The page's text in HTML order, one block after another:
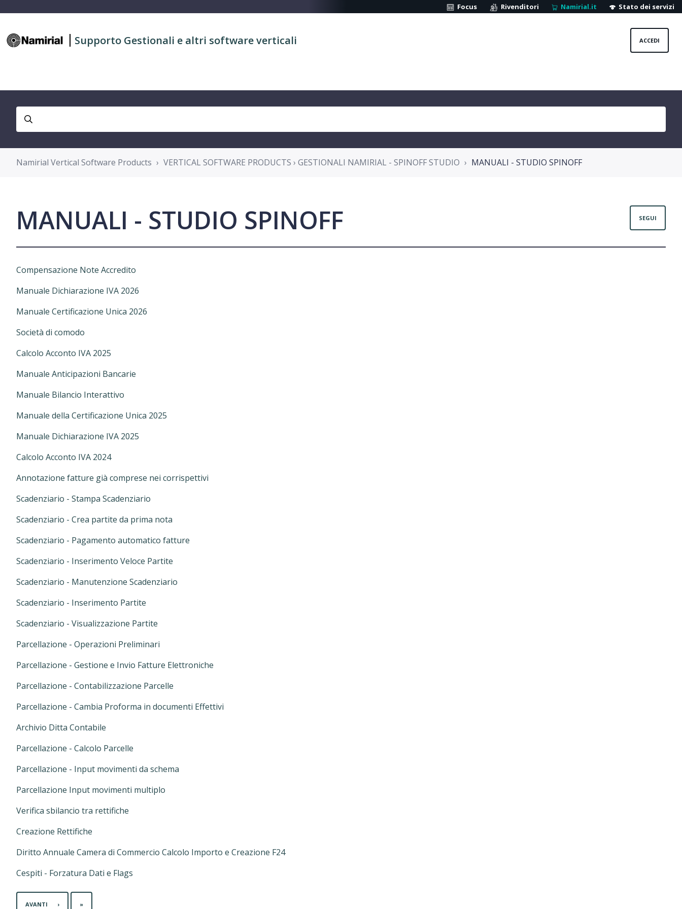
Focus Rivenditori Namirial.it Stato dei servizi
Supporto Gestionali e altri software verticali ACCEDI
Namirial Vertical Software Products VERTICAL SOFTWARE PRODUCTS › GESTIONALI NAMIRIAL - SPINOFF STUDIO MANUALI - STUDIO SPINOFF
MANUALI - STUDIO SPINOFF SEGUI
Compensazione Note Accredito
Manuale Dichiarazione IVA 2026
Manuale Certificazione Unica 2026
Società di comodo
Calcolo Acconto IVA 2025
Manuale Anticipazioni Bancarie
Manuale Bilancio Interattivo
Manuale della Certificazione Unica 2025
Manuale Dichiarazione IVA 2025
Calcolo Acconto IVA 2024
Annotazione fatture già comprese nei corrispettivi
Scadenziario - Stampa Scadenziario
Scadenziario - Crea partite da prima nota
Scadenziario - Pagamento automatico fatture
Scadenziario - Inserimento Veloce Partite
Scadenziario - Manutenzione Scadenziario
Scadenziario - Inserimento Partite
Scadenziario - Visualizzazione Partite
Parcellazione - Operazioni Preliminari
Parcellazione - Gestione e Invio Fatture Elettroniche
Parcellazione - Contabilizzazione Parcelle
Parcellazione - Cambia Proforma in documenti Effettivi
Archivio Ditta Contabile
Parcellazione - Calcolo Parcelle
Parcellazione - Input movimenti da schema
Parcellazione Input movimenti multiplo
Verifica sbilancio tra rettifiche
Creazione Rettifiche
Diritto Annuale Camera di Commercio Calcolo Importo e Creazione F24
Cespiti - Forzatura Dati e Flags
AVANTI › ULTIMA
»